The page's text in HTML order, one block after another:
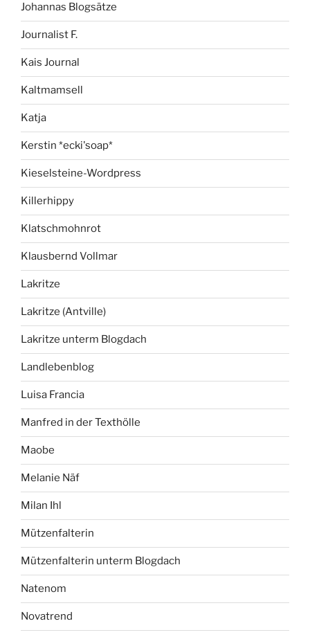
Johannas Blogsätze
Journalist F.
Kais Journal
Kaltmamsell
Katja
Kerstin *ecki'soap*
Kieselsteine-Wordpress
Killerhippy
Klatschmohnrot
Klausbernd Vollmar
Lakritze
Lakritze (Antville)
Lakritze unterm Blogdach
Landlebenblog
Luisa Francia
Manfred in der Texthölle
Maobe
Melanie Näf
Milan Ihl
Mützenfalterin
Mützenfalterin unterm Blogdach
Natenom
Novatrend